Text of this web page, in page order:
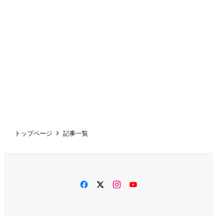
トップページ 記事一覧
facebooktwitterinstagram
YouTube